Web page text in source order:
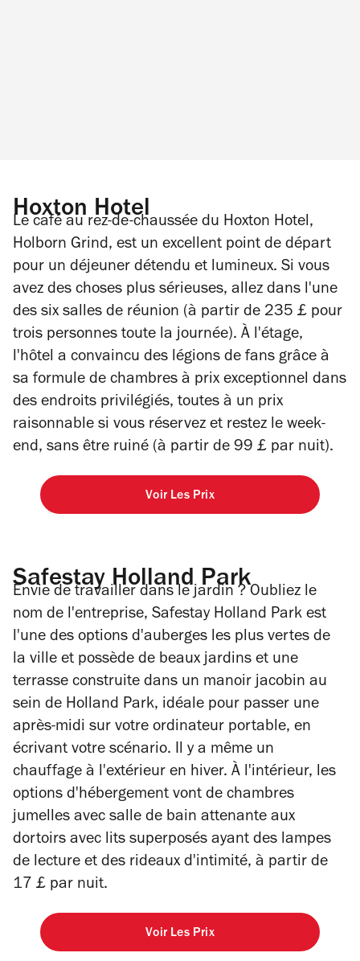
Hoxton Hotel
Le café au rez-de-chaussée du Hoxton Hotel,
Holborn Grind, est un excellent point de départ
pour un déjeuner détendu et lumineux. Si vous
avez des choses plus sérieuses, allez dans l'une
des six salles de réunion (à partir de 235 £ pour
trois personnes toute la journée). À l'étage,
l'hôtel a convaincu des légions de fans grâce à
sa formule de chambres à prix exceptionnel dans
des endroits privilégiés, toutes à un prix
raisonnable si vous réservez et restez le week-
end, sans être ruiné (à partir de 99 £ par nuit).
Voir Les Prix
Safestay Holland Park
Envie de travailler dans le jardin ? Oubliez le
nom de l'entreprise, Safestay Holland Park est
l'une des options d'auberges les plus vertes de
la ville et possède de beaux jardins et une
terrasse construite dans un manoir jacobin au
sein de Holland Park, idéale pour passer une
après-midi sur votre ordinateur portable, en
écrivant votre scénario. Il y a même un
chauffage à l'extérieur en hiver. À l'intérieur, les
options d'hébergement vont de chambres
jumelles avec salle de bain attenante aux
dortoirs avec lits superposés ayant des lampes
de lecture et des rideaux d'intimité, à partir de
17 £ par nuit.
Voir Les Prix